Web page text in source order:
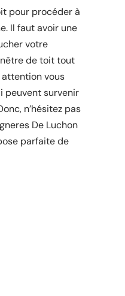
pour procéder à
Il faut avoir une
votre
de toit tout
attention vous
peuvent survenir
n’hésitez pas
De Luchon
parfaite de